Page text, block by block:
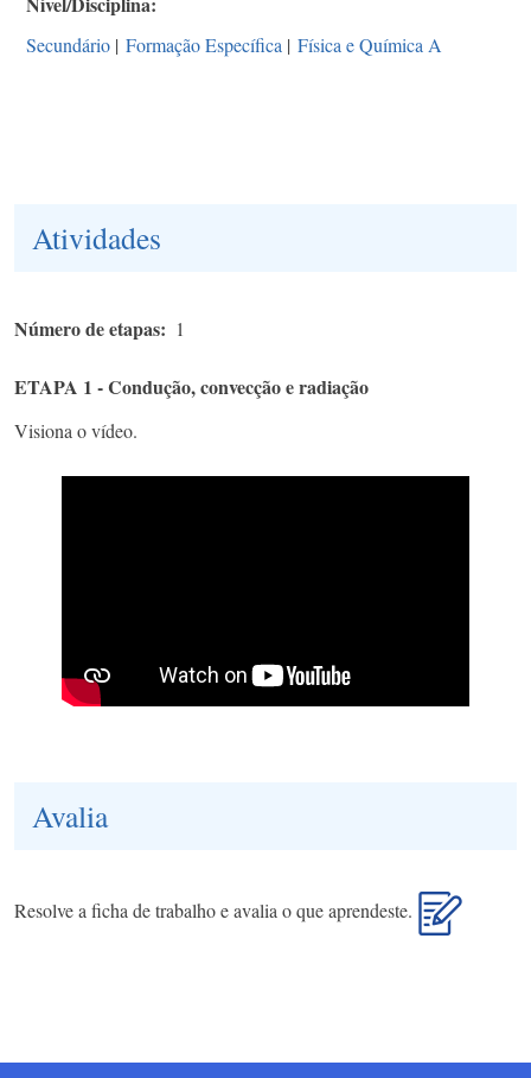
Secundário | Formação Específica | Física e Química A
Atividades
Número de etapas 1
ETAPA 1 - Condução, convecção e radiação
Visiona o vídeo.
Avalia
Resolve a ficha de trabalho e avalia o que aprendeste.